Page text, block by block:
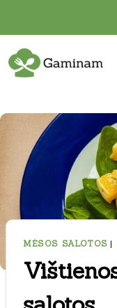
content
MĖSOS SALOTOS |